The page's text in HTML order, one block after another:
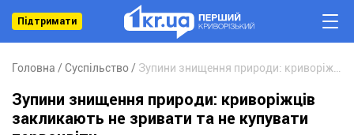
Підтримати
Головна Суспільство
Зупини знищення природи: криворіжців
закликають не зривати та не купувати